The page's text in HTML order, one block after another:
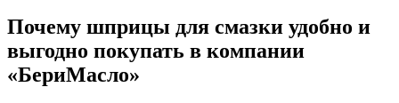
Почему шприцы для смазки удобно и
выгодно покупать в компании
«БериМасло»